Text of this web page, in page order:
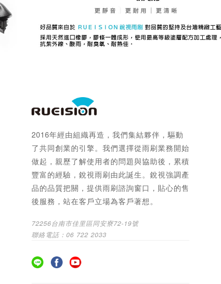
2016年經由組織再造，我們集結夥伴，驅動
了共同創業的引擎。我們選擇從雨刷業務開始
做起，親歷了解使用者的問題與協助後，累積
豐富的經驗，銳視雨刷由此誕生。銳視強調產
品的品質把關，提供雨刷諮詢窗口，貼心的售
後服務，站在客戶立場為客戶著想。
72256台南市佳里區同安寮72-19號
聯絡電話：06 722 2033